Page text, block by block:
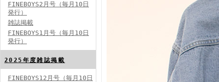
FINEBOYS2024年8月号
FINEBOYS2月号（毎月10日
発行）
雑誌掲載
FINEBOYS1月号（毎月10日
発行）
2025年度雑誌掲載
FINEBOYS12月号（毎月10日